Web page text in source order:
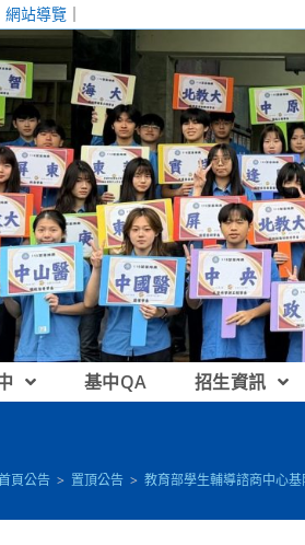
網站導覽 ｜
基中QA 招生資訊
頁公告 > 置頂公告 > 教育部學生輔導諮商中心